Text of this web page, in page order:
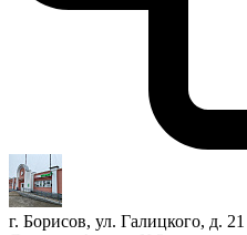
г. Борисов, ул. Галицкого, д. 21